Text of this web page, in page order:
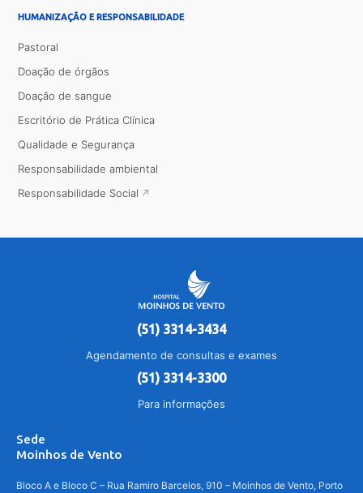
HUMANIZAÇÃO E RESPONSABILIDADE
Pastoral
Doação de órgãos
Doação de sangue
Escritório de Prática Clínica
Qualidade e Segurança
Responsabilidade ambiental
Responsabilidade Social
(51) 3314-3434
Agendamento de consultas e exames
(51) 3314-3300
Para informações
Sede
Moinhos de Vento
Bloco A e Bloco C – Rua Ramiro Barcelos, 910 – Moinhos de Vento, Porto